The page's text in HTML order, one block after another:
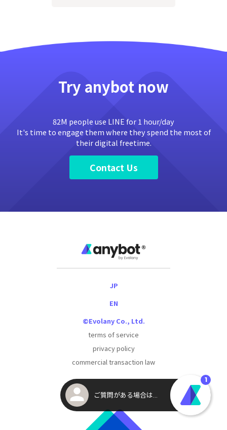
Try anybot now
82M people use LINE for 1 hour/day
It's time to engage them where they spend the most of
their digital freetime.
Contact Us
JP
EN
©Evolany Co., Ltd.
terms of service
privacy policy
commercial transaction law